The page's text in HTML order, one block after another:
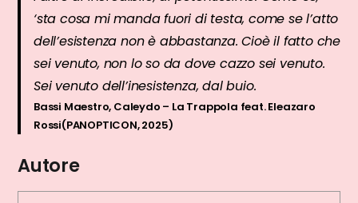
‘sta cosa mi manda fuori di testa, come se l’atto
dell’esistenza non è abbastanza. Cioè il fatto che
sei venuto, non lo so da dove cazzo sei venuto.
Sei venuto dell’inesistenza, dal buio.
Bassi Maestro, Caleydo – La Trappola feat. Eleazaro
Rossi(PANOPTICON, 2025)
Autore